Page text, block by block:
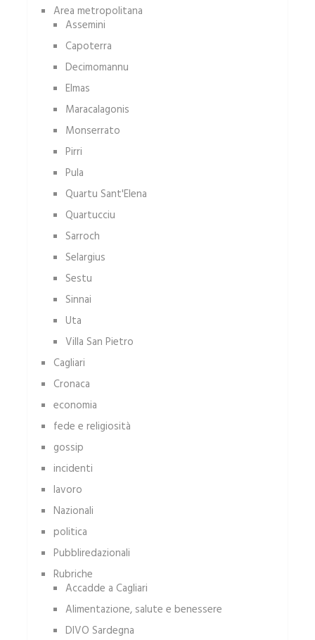
Area metropolitana
Assemini
Capoterra
Decimomannu
Elmas
Maracalagonis
Monserrato
Pirri
Pula
Quartu Sant'Elena
Quartucciu
Sarroch
Selargius
Sestu
Sinnai
Uta
Villa San Pietro
Cagliari
Cronaca
economia
fede e religiosità
gossip
incidenti
lavoro
Nazionali
politica
Pubbliredazionali
Rubriche
Accadde a Cagliari
Alimentazione, salute e benessere
DIVO Sardegna